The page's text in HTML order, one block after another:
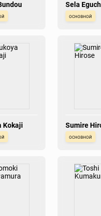
Sela
основной
Kokaji Sumire
основной